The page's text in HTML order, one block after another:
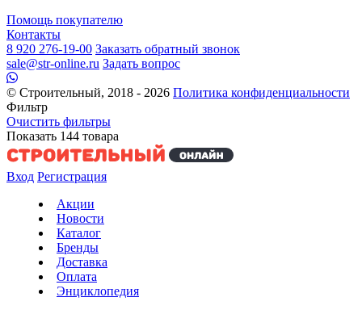
Помощь покупателю
Контакты
8 920 276-19-00 Заказать обратный звонок
sale@str-online.ru Задать вопрос
© Строительный, 2018 - 2026 Политика конфиденциальности
Фильтр
Очистить фильтры
Показать 144 товара
Вход Регистрация
Акции
Новости
Каталог
Бренды
Доставка
Оплата
Энциклопедия